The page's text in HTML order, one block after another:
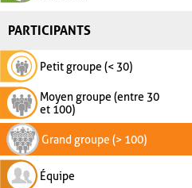
PARTICIPANTS
Petit groupe (< 30)
Moyen groupe (entre 30
et 100)
Grand groupe (> 100)
Équipe